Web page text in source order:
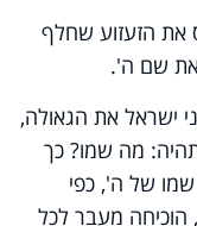
את הזעזוע שחלף
את שם ה'.
ישראל את הגאולה,
מה שמו? כך
שמו של ה', כפי
מעבר לכל